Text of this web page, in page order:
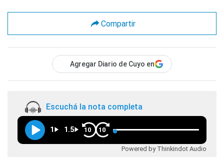
Compartir
Agregar Diario de Cuyo en
Escuchá la nota completa
1 1.5 10 10
Powered by Thinkindot Audio